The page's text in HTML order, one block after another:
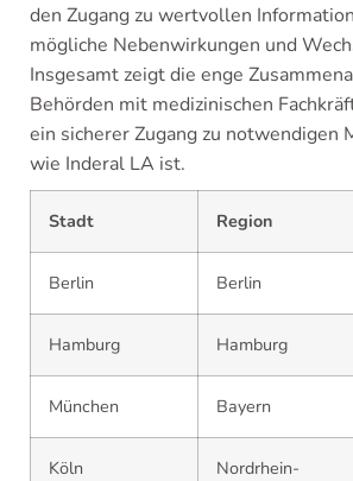
den Zugang zu wertvollen
mögliche Nebenwirkungen und
Insgesamt zeigt die enge
Behörden mit medizinischen
ein sicherer Zugang zu notwendigen
wie Inderal LA ist.
Stadt Region
Berlin Berlin
Hamburg Hamburg
München Bayern
Köln
Nordrhein-